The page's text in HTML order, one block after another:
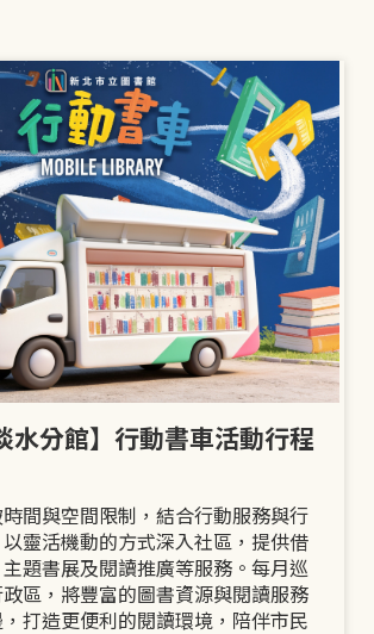
水分館】行動書車活動行程
間與空間限制，結合行動服務與行
靈活機動的方式深入社區，提供借
題書展及閱讀推廣等服務。每月巡
區，將豐富的圖書資源與閱讀服務
打造更便利的閱讀環境，陪伴市民